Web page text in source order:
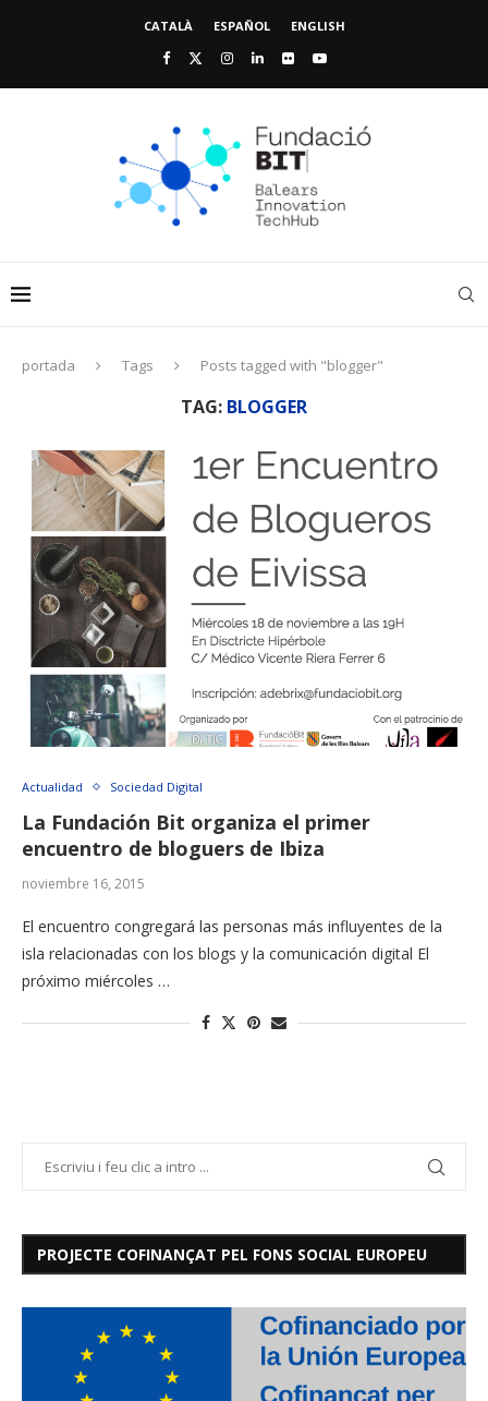
CATALÀ ESPAÑOL ENGLISH
portada Tags Posts tagged with "blogger"
TAG: BLOGGER
Actualidad Sociedad Digital
La Fundación Bit organiza el primer
encuentro de bloguers de Ibiza
noviembre 16, 2015
El encuentro congregará las personas más influyentes de la
isla relacionadas con los blogs y la comunicación digital El
próximo miércoles …
PROJECTE COFINANÇAT PEL FONS SOCIAL EUROPEU